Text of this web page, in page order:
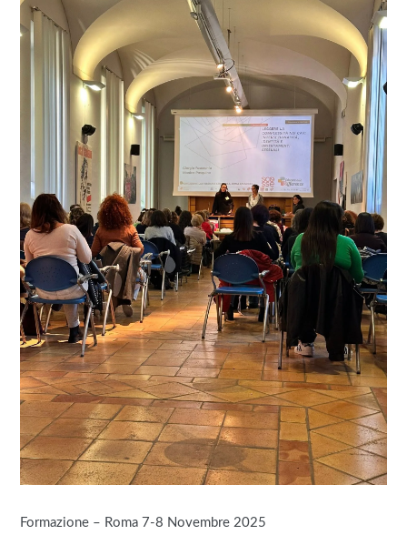
Formazione – Roma 7-8 Novembre 2025